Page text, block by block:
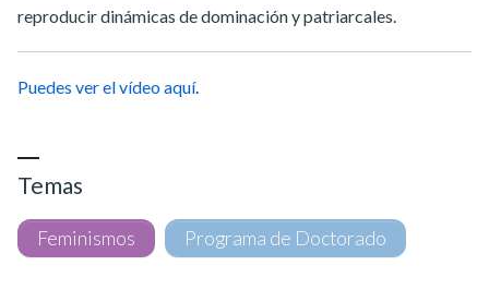
reproducir dinámicas de dominación y patriarcales.
Puedes ver el vídeo aquí.
Temas
Feminismos Programa de Doctorado